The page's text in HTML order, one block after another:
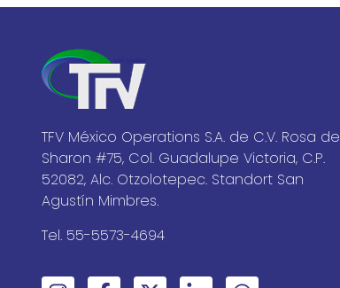
TFV México Operations S.A. de C.V. Rosa de
Sharon #75, Col. Guadalupe Victoria, C.P.
52082, Alc. Otzolotepec. Standort San
Agustín Mimbres.
Tel. 55-5573-4694